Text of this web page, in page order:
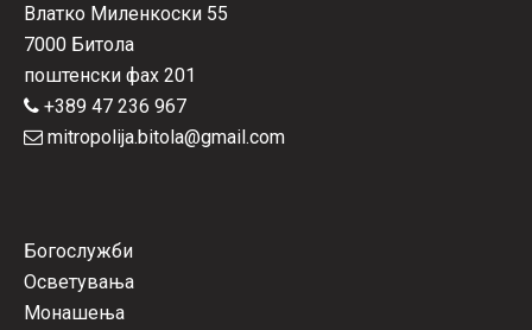
Влатко Миленкоски 55
7000 Битола
поштенски фах 201
+389 47 236 967
mitropolija.bitola@gmail.com
Богослужби
Осветувања
Монашења